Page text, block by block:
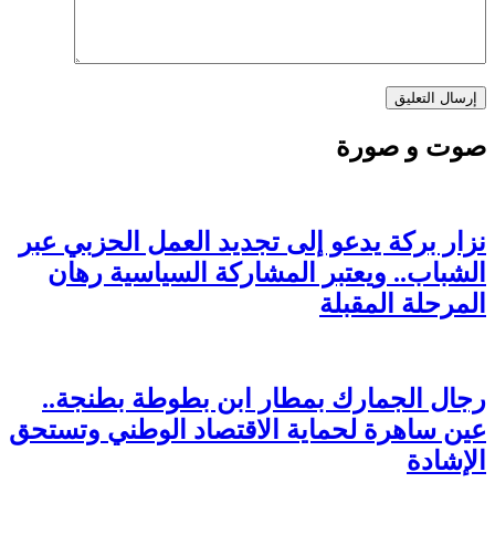
صوت و صورة
نزار بركة يدعو إلى تجديد العمل الحزبي عبر
الشباب.. ويعتبر المشاركة السياسية رهان
المرحلة المقبلة
رجال الجمارك بمطار ابن بطوطة بطنجة..
عين ساهرة لحماية الاقتصاد الوطني وتستحق
الإشادة